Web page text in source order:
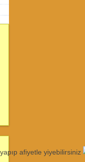
afiyetle yiyebilirsiniz